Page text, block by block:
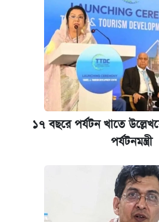
১৭ বছরে পর্যটন খাতে
পর্যটনমন্ত্রী